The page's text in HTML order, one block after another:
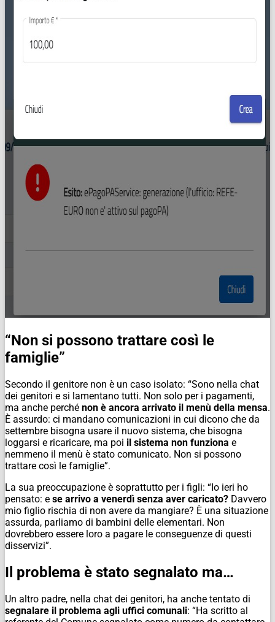
“Non si possono trattare così le
famiglie”
Secondo il genitore non è un caso isolato: “Sono nella chat
dei genitori e si lamentano tutti. Non solo per i pagamenti,
ma anche perché non è ancora arrivato il menù della mensa.
È assurdo: ci mandano comunicazioni in cui dicono che da
settembre bisogna usare il nuovo sistema, che bisogna
loggarsi e ricaricare, ma poi il sistema non funziona e
nemmeno il menù è stato comunicato. Non si possono
trattare così le famiglie”.
La sua preoccupazione è soprattutto per i figli: “Io ieri ho
pensato: e se arrivo a venerdì senza aver caricato? Davvero
mio figlio rischia di non avere da mangiare? È una situazione
assurda, parliamo di bambini delle elementari. Non
dovrebbero essere loro a pagare le conseguenze di questi
disservizi”.
Il problema è stato segnalato ma…
Un altro padre, nella chat dei genitori, ha anche tentato di
segnalare il problema agli uffici comunali: “Ha scritto al